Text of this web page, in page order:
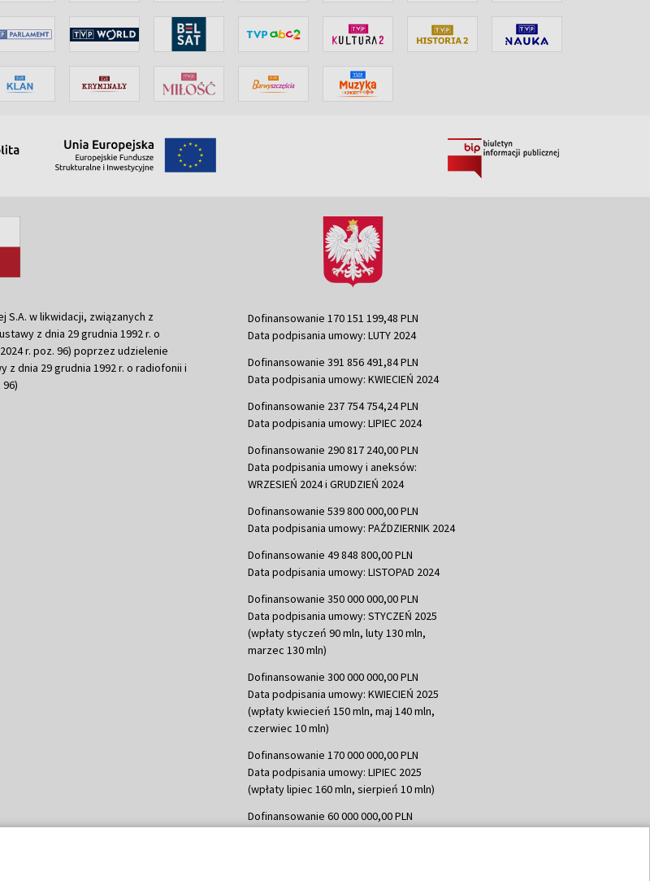
S.A. w likwidacji, związanych z
z dnia 29 grudnia 1992 r. o
r. poz. 96) poprzez udzielenie
dnia 29 grudnia 1992 r. o radiofonii i
Dofinansowanie 170 151 199,48 PLN
Data podpisania umowy: LUTY 2024
Dofinansowanie 391 856 491,84 PLN
Data podpisania umowy: KWIECIEŃ 2024
Dofinansowanie 237 754 754,24 PLN
Data podpisania umowy: LIPIEC 2024
Dofinansowanie 290 817 240,00 PLN
Data podpisania umowy i aneksów:
WRZESIEŃ 2024 i GRUDZIEŃ 2024
Dofinansowanie 539 800 000,00 PLN
Data podpisania umowy: PAŹDZIERNIK 2024
Dofinansowanie 49 848 800,00 PLN
Data podpisania umowy: LISTOPAD 2024
Dofinansowanie 350 000 000,00 PLN
Data podpisania umowy: STYCZEŃ 2025
(wpłaty styczeń 90 mln, luty 130 mln,
marzec 130 mln)
Dofinansowanie 300 000 000,00 PLN
Data podpisania umowy: KWIECIEŃ 2025
(wpłaty kwiecień 150 mln, maj 140 mln,
czerwiec 10 mln)
Dofinansowanie 170 000 000,00 PLN
Data podpisania umowy: LIPIEC 2025
(wpłaty lipiec 160 mln, sierpień 10 mln)
Dofinansowanie 60 000 000,00 PLN